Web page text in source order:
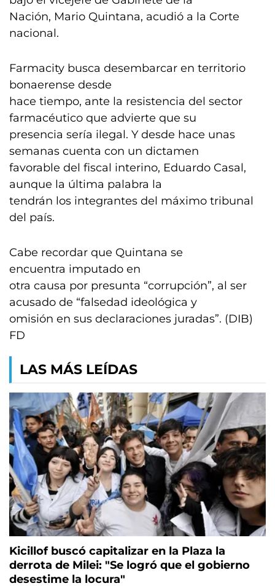
Nación, Mario Quintana, acudió a la Corte
nacional.
Farmacity busca desembarcar en territorio
bonaerense desde
hace tiempo, ante la resistencia del sector
farmacéutico que advierte que su
presencia sería ilegal. Y desde hace unas
semanas cuenta con un dictamen
favorable del fiscal interino, Eduardo Casal,
aunque la última palabra la
tendrán los integrantes del máximo tribunal
del país.
Cabe recordar que Quintana se
encuentra imputado en
otra causa por presunta “corrupción”, al ser
acusado de “falsedad ideológica y
omisión en sus declaraciones juradas”. (DIB)
FD
LAS MÁS LEÍDAS
Kicillof buscó capitalizar en la Plaza la
derrota de Milei: "Se logró que el gobierno
desestime la locura"